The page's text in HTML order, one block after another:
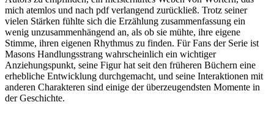
mich atemlos und nach pdf verlangend zurückließ. Trotz seiner
vielen Stärken fühlte sich die Erzählung zusammenfassung ein
wenig unzusammenhängend an, als ob sie mühte, ihre eigene
Stimme, ihren eigenen Rhythmus zu finden. Für Fans der Serie ist
Masons Handlungsstrang wahrscheinlich ein wichtiger
Anziehungspunkt, seine Figur hat seit den früheren Büchern eine
erhebliche Entwicklung durchgemacht, und seine Interaktionen mit
anderen Charakteren sind einige der überzeugendsten Momente in
der Geschichte.